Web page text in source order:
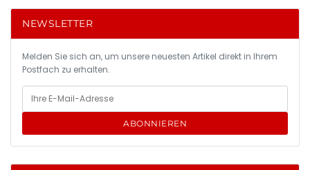
NEWSLETTER
Melden Sie sich an, um unsere neuesten Artikel direkt in Ihrem
Postfach zu erhalten.
ABONNIEREN